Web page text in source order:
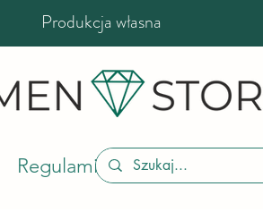
Produkcja własna
Regulamin sklepu